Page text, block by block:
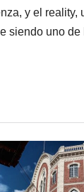
y el reality,
siendo uno